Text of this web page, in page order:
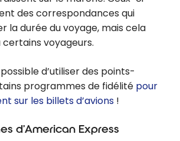
des correspondances qui
la durée du voyage, mais cela
voyageurs.
d’utiliser des points-
programmes de fidélité pour
sur les billets d’avions !
d’American Express